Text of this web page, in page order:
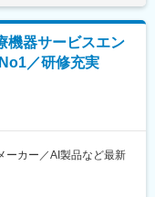
外科向けセラミックス
ラス。
員の産休育休取得率お
主体性のある方はやり
けで呼び合う風通しの
着率は9割超と勤務しや
当する業務です。主に
システムの設置、立ち
などの技術サポートを
できますので、MEの方
機器サービスエン
／研修充実
ーカー／AI製品など最新